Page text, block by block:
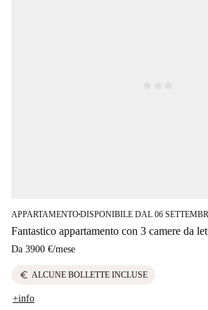
APPARTAMENTO■DISPONIBILE DAL 06
Fantastico appartamento con 3 camere da
Da 3900 €/mese
euro ALCUNE BOLLETTE INCLUSE
+info